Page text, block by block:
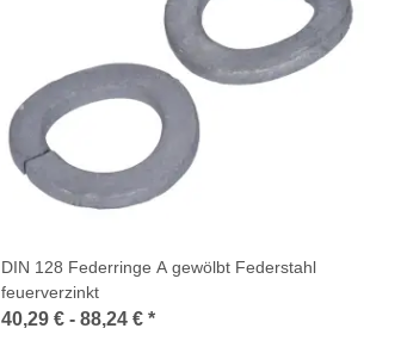
DIN 128 Federringe A gewölbt Federstahl
feuerverzinkt
40,29 € - 88,24 € *